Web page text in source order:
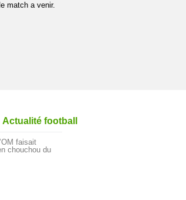
match a venir.
Actualité football
faisait
chouchou du